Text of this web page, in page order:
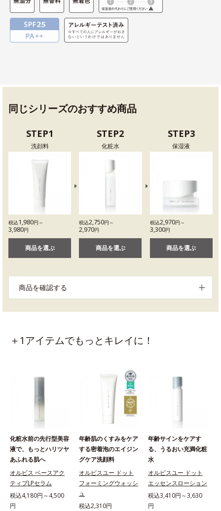
同じシリーズのおすすめ商品
STEP1
洗顔料
税込1,980円～
3,980円
商品を選ぶ
STEP2
化粧水
税込2,750円～
2,970円
商品を選ぶ
STEP3
保湿液
税込2,970円～
3,300円
商品を選ぶ
商品を確認する
＋1アイテムでもっとキレイに！
化粧水前の先行型美容
液で、もっとハリツヤ
あふれる肌へ
オルビス ベースアク
ティブLPセラム
税込4,180円～4,500
円
年齢肌のくすみをケア
する密着泡のエイジン
グケア洗顔料
オルビスユー ドット
フォーミングウォッシ
ュ
税込2,310円
年齢サインをケアす
る、うるおい充満化粧
水
オルビスユー ドット
エッセンスローション
税込3,410円～3,630
円